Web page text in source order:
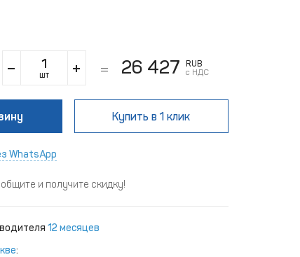
шт 26 427
RUB
с НДС
Купить в 1 клик
WhatsApp
и получите скидку!
12 месяцев
: